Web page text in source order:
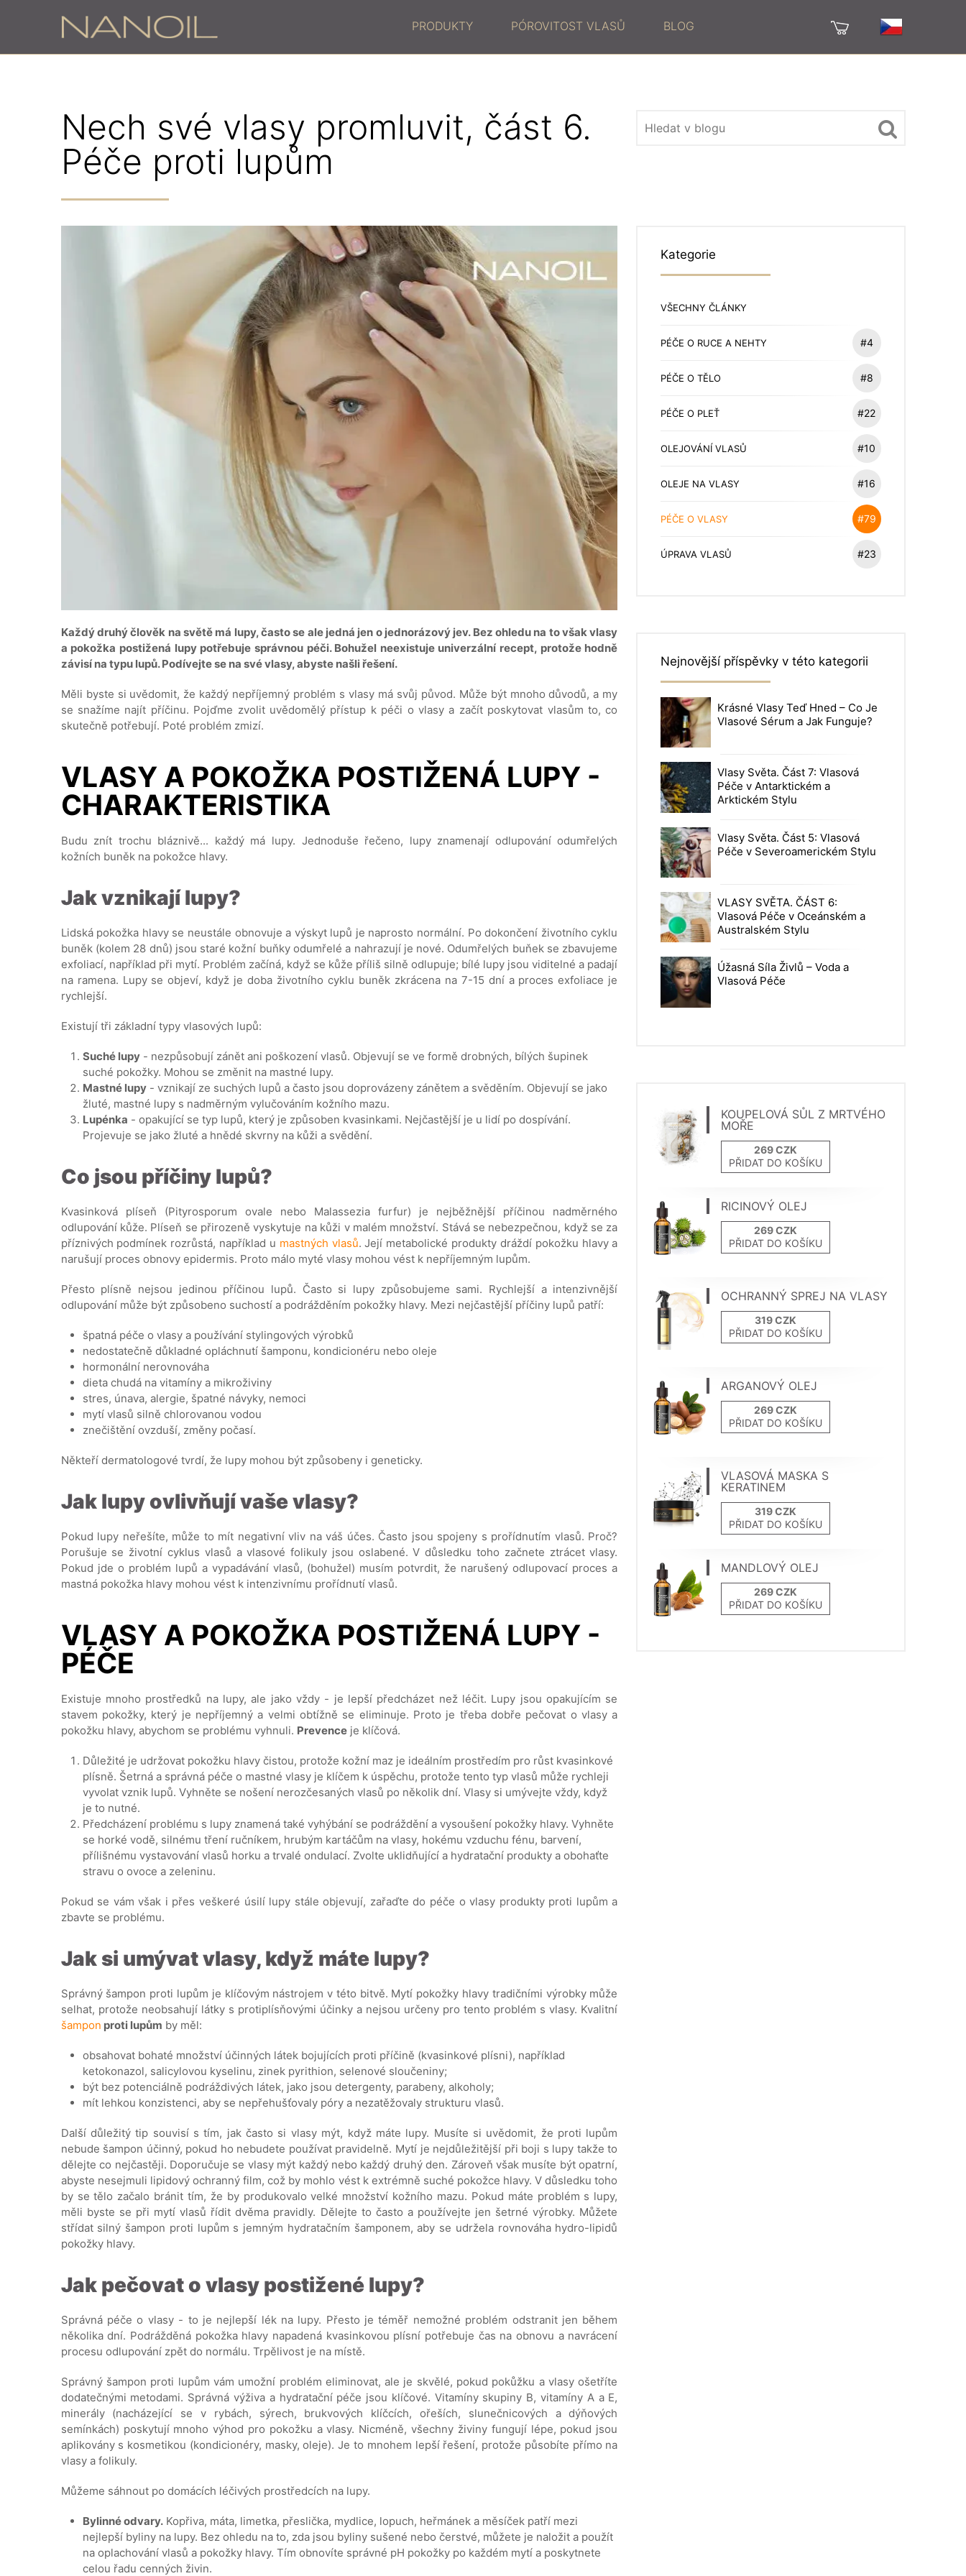
PRODUKTY PÓROVITOST VLASŮ BLOG
Nech své vlasy promluvit, část 6.
Péče proti lupům
Každý druhý člověk na světě má lupy, často se ale jedná jen o jednorázový jev. Bez ohledu na to však vlasy
a pokožka postižená lupy potřebuje správnou péči. Bohužel neexistuje univerzální recept, protože hodně
závisí na typu lupů. Podívejte se na své vlasy, abyste našli řešení.
Měli byste si uvědomit, že každý nepříjemný problém s vlasy má svůj původ. Může být mnoho důvodů, a my
se snažíme najít příčinu. Pojďme zvolit uvědomělý přístup k péči o vlasy a začít poskytovat vlasům to, co
skutečně potřebují. Poté problém zmizí.
VLASY A POKOŽKA POSTIŽENÁ LUPY -
CHARAKTERISTIKA
Budu znít trochu bláznivě... každý má lupy. Jednoduše řečeno, lupy znamenají odlupování odumřelých
kožních buněk na pokožce hlavy.
Jak vznikají lupy?
Lidská pokožka hlavy se neustále obnovuje a výskyt lupů je naprosto normální. Po dokončení životního cyklu
buněk (kolem 28 dnů) jsou staré kožní buňky odumřelé a nahrazují je nové. Odumřelých buňek se zbavujeme
exfoliací, například při mytí. Problém začíná, když se kůže příliš silně odlupuje; bílé lupy jsou viditelné a padají
na ramena. Lupy se objeví, když je doba životního cyklu buněk zkrácena na 7-15 dní a proces exfoliace je
rychlejší.
Existují tři základní typy vlasových lupů:
Suché lupy- nezpůsobují zánět ani poškození vlasů. Objevují se ve formě drobných, bílých šupinek
suché pokožky. Mohou se změnit na mastné lupy.
Mastné lupy- vznikají ze suchých lupů a často jsou doprovázeny zánětem a svěděním. Objevují se jako
žluté, mastné lupy s nadměrným vylučováním kožního mazu.
Lupénka - opakující se typ lupů, který je způsoben kvasinkami. Nejčastější je u lidí po dospívání.
Projevuje se jako žluté a hnědé skvrny na kůži a svědění.
Co jsou příčiny lupů?
Kvasinková plíseň (Pityrosporum ovale nebo Malassezia furfur) je nejběžnější příčinou nadměrného
odlupování kůže. Plíseň se přirozeně vyskytuje na kůži v malém množství. Stává se nebezpečnou, když se za
příznivých podmínek rozrůstá, například u mastných vlasů. Její metabolické produkty dráždí pokožku hlavy a
narušují proces obnovy epidermis. Proto málo myté vlasy mohou vést k nepříjemným lupům.
Přesto plísně nejsou jedinou příčinou lupů. Často si lupy způsobujeme sami. Rychlejší a intenzivnější
odlupování může být způsobeno suchostí a podrážděním pokožky hlavy. Mezi nejčastější příčiny lupů patří:
špatná péče o vlasy a používání stylingových výrobků
nedostatečně důkladné opláchnutí šamponu, kondicionéru nebo oleje
hormonální nerovnováha
dieta chudá na vitamíny a mikroživiny
stres, únava, alergie, špatné návyky, nemoci
mytí vlasů silně chlorovanou vodou
znečištění ovzduší, změny počasí.
Někteří dermatologové tvrdí, že lupy mohou být způsobeny i geneticky.
Jak lupy ovlivňují vaše vlasy?
Pokud lupy neřešíte, může to mít negativní vliv na váš účes. Často jsou spojeny s prořídnutím vlasů. Proč?
Porušuje se životní cyklus vlasů a vlasové folikuly jsou oslabené. V důsledku toho začnete ztrácet vlasy.
Pokud jde o problém lupů a vypadávání vlasů, (bohužel) musím potvrdit, že narušený odlupovací proces a
mastná pokožka hlavy mohou vést k intenzivnímu prořídnutí vlasů.
VLASY A POKOŽKA POSTIŽENÁ LUPY -
PÉČE
Existuje mnoho prostředků na lupy, ale jako vždy - je lepší předcházet než léčit. Lupy jsou opakujícím se
stavem pokožky, který je nepříjemný a velmi obtížně se eliminuje. Proto je třeba dobře pečovat o vlasy a
pokožku hlavy, abychom se problému vyhnuli. Prevenceje klíčová.
Důležité je udržovat pokožku hlavy čistou, protože kožní maz je ideálním prostředím pro růst kvasinkové
plísně. Šetrná a správná péče o mastné vlasy je klíčem k úspěchu, protože tento typ vlasů může rychleji
vyvolat vznik lupů. Vyhněte se nošení nerozčesaných vlasů po několik dní. Vlasy si umývejte vždy, když
je to nutné.
Předcházení problému s lupy znamená také vyhýbání se podráždění a vysoušení pokožky hlavy. Vyhněte
se horké vodě, silnému tření ručníkem, hrubým kartáčům na vlasy, hokému vzduchu fénu, barvení,
přílišnému vystavování vlasů horku a trvalé ondulací. Zvolte uklidňující a hydratační produkty a obohaťte
stravu o ovoce a zeleninu.
Pokud se vám však i přes veškeré úsilí lupy stále objevují, zařaďte do péče o vlasy produkty proti lupům a
zbavte se problému.
Jak si umývat vlasy, když máte lupy?
Správný šampon proti lupům je klíčovým nástrojem v této bitvě. Mytí pokožky hlavy tradičními výrobky může
selhat, protože neobsahují látky s protiplísňovými účinky a nejsou určeny pro tento problém s vlasy. Kvalitní
šampon proti lupům by měl:
obsahovat bohaté množství účinných látek bojujících proti příčině (kvasinkové plísni), například
ketokonazol, salicylovou kyselinu, zinek pyrithion, selenové sloučeniny;
být bez potenciálně podráždivých látek, jako jsou detergenty, parabeny, alkoholy;
mít lehkou konzistenci, aby se nepřehušťovaly póry a nezatěžovaly strukturu vlasů.
Další důležitý tip souvisí s tím, jak často si vlasy mýt, když máte lupy. Musíte si uvědomit, že proti lupům
nebude šampon účinný, pokud ho nebudete používat pravidelně. Mytí je nejdůležitější při boji s lupy takže to
dělejte co nejčastěji. Doporučuje se vlasy mýt každý nebo každý druhý den. Zároveň však musíte být opatrní,
abyste nesejmuli lipidový ochranný film, což by mohlo vést k extrémně suché pokožce hlavy. V důsledku toho
by se tělo začalo bránit tím, že by produkovalo velké množství kožního mazu. Pokud máte problém s lupy,
měli byste se při mytí vlasů řídit dvěma pravidly. Dělejte to často a používejte jen šetrné výrobky. Můžete
střídat silný šampon proti lupům s jemným hydratačním šamponem, aby se udržela rovnováha hydro-lipidů
pokožky hlavy.
Jak pečovat o vlasy postižené lupy?
Správná péče o vlasy - to je nejlepší lék na lupy. Přesto je téměř nemožné problém odstranit jen během
několika dní. Podrážděná pokožka hlavy napadená kvasinkovou plísní potřebuje čas na obnovu a navrácení
procesu odlupování zpět do normálu. Trpělivost je na místě.
Správný šampon proti lupům vám umožní problém eliminovat, ale je skvělé, pokud pokůžku a vlasy ošetříte
dodatečnými metodami. Správná výživa a hydratační péče jsou klíčové. Vitamíny skupiny B, vitamíny A a E,
minerály (nacházející se v rybách, sýrech, brukvových klíčcích, ořeších, slunečnicových a dýňových
semínkách) poskytují mnoho výhod pro pokožku a vlasy. Nicméně, všechny živiny fungují lépe, pokud jsou
aplikovány s kosmetikou (kondicionéry, masky, oleje). Je to mnohem lepší řešení, protože působíte přímo na
vlasy a folikuly.
Můžeme sáhnout po domácích léčivých prostředcích na lupy.
Bylinné odvary.Kopřiva, máta, limetka, přeslička, mydlice, lopuch, heřmánek a měsíček patří mezi
nejlepší byliny na lupy. Bez ohledu na to, zda jsou byliny sušené nebo čerstvé, můžete je naložit a použít
na oplachování vlasů a pokožky hlavy. Tím obnovíte správné pH pokožky po každém mytí a poskytnete
celou řadu cenných živin.
Kategorie
VŠECHNY ČLÁNKY
PÉČE O RUCE A NEHTY #4
PÉČE O TĚLO #8
PÉČE O PLEŤ #22
OLEJOVÁNÍ VLASŮ #10
OLEJE NA VLASY #16
PÉČE O VLASY #79
ÚPRAVA VLASŮ #23
Nejnovější příspěvky v této kategorii
Krásné Vlasy Teď Hned – Co Je
Vlasové Sérum a Jak Funguje?
Vlasy Světa. Část 7: Vlasová
Péče v Antarktickém a
Arktickém Stylu
Vlasy Světa. Část 5: Vlasová
Péče v Severoamerickém Stylu
VLASY SVĚTA. ČÁST 6:
Vlasová Péče v Oceánském a
Australském Stylu
Úžasná Síla Živlů – Voda a
Vlasová Péče
KOUPELOVÁ SŮL Z MRTVÉHO
MOŘE
PŘIDAT DO KOŠÍKU
RICINOVÝ OLEJ
PŘIDAT DO KOŠÍKU
OCHRANNÝ SPREJ NA VLASY
PŘIDAT DO KOŠÍKU
ARGANOVÝ OLEJ
PŘIDAT DO KOŠÍKU
VLASOVÁ MASKA S
KERATINEM
PŘIDAT DO KOŠÍKU
MANDLOVÝ OLEJ
PŘIDAT DO KOŠÍKU